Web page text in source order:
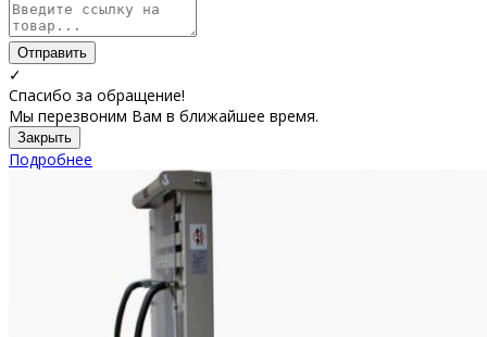
Отправить
✓
Спасибо за обращение!
Мы перезвоним Вам в ближайшее время.
Закрыть
Подробнее